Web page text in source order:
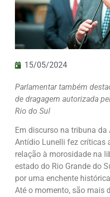
15/05/2024
Parlamentar também
de dragagem autorizada
Rio do Sul
Em discurso na tribuna
Antídio Lunelli fez críticas
relação à morosidade na
estado do Rio Grande do
por uma enchente
Até o momento, são mais